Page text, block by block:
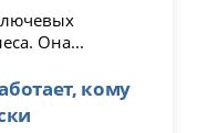
Она...
кому